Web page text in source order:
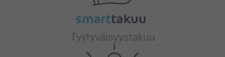
Tyytyväisyystakuu